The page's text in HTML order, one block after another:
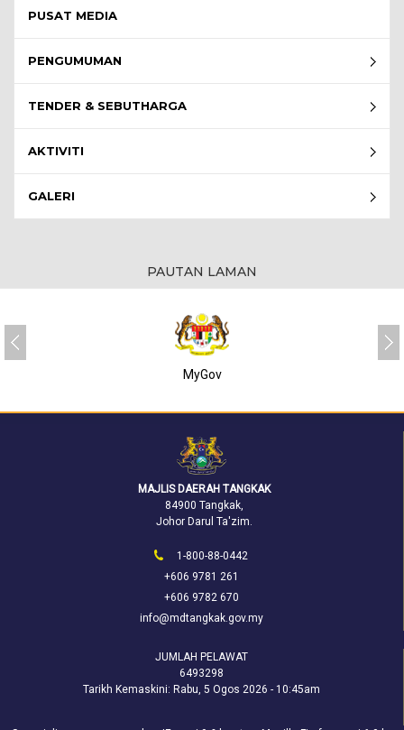
PUSAT MEDIA
PENGUMUMAN
TENDER & SEBUTHARGA
AKTIVITI
GALERI
PAUTAN LAMAN
MyGov
MAJLIS DAERAH TANGKAK
84900 Tangkak,
Johor Darul Ta'zim.
1-800-88-0442
+606 9781 261
+606 9782 670
info@mdtangkak.gov.my
JUMLAH PELAWAT
6493298
Tarikh Kemaskini: Rabu, 5 Ogos 2026 - 10:45am